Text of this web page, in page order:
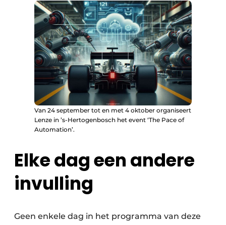
Van 24 september tot en met 4 oktober organiseert
Lenze in ’s-Hertogenbosch het event ‘The Pace of
Automation’.
Elke dag een andere
invulling
Geen enkele dag in het programma van deze